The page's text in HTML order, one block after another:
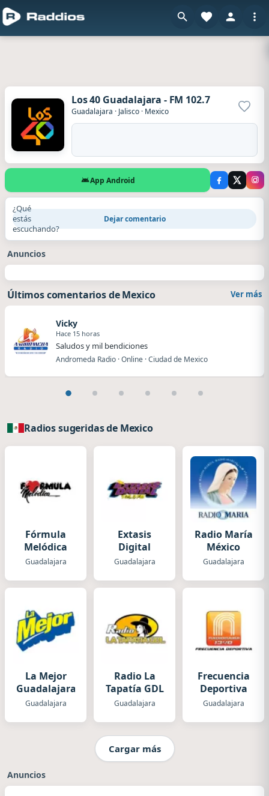
Los 40 Guadalajara - FM 102.7
Guadalajara · Jalisco · Mexico
App Android
¿Qué
estás
escuchando?
Dejar comentario
Anuncios
Últimos comentarios de Mexico Ver más
Vicky
Hace 15 horas
Saludos y mil bendiciones
Andromeda Radio · Online · Ciudad de Mexico
Radios sugeridas de Mexico
Fórmula
Melódica
Guadalajara
Extasis
Digital
Guadalajara
Radio María
México
Guadalajara
La Mejor
Guadalajara
Guadalajara
Radio La
Tapatía GDL
Guadalajara
Frecuencia
Deportiva
Guadalajara
Cargar más
Anuncios